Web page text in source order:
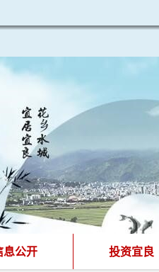
公开 投资宜良